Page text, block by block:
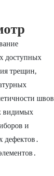
доступных
трещин,
швов
видимых
и
дефектов․